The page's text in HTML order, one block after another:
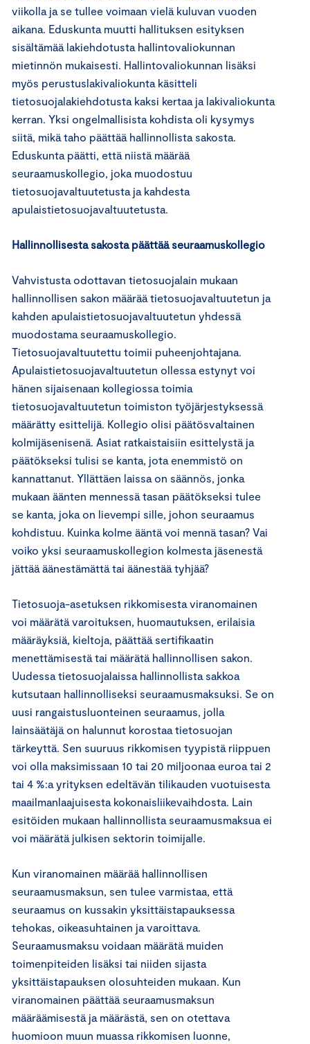
viikolla ja se tullee voimaan vielä kuluvan vuoden
aikana. Eduskunta muutti hallituksen esityksen
sisältämää lakiehdotusta hallintovaliokunnan
mietinnön mukaisesti. Hallintovaliokunnan lisäksi
myös perustuslakivaliokunta käsitteli
tietosuojalakiehdotusta kaksi kertaa ja lakivaliokunta
kerran. Yksi ongelmallisista kohdista oli kysymys
siitä, mikä taho päättää hallinnollista sakosta.
Eduskunta päätti, että niistä määrää
seuraamuskollegio, joka muodostuu
tietosuojavaltuutetusta ja kahdesta
apulaistietosuojavaltuutetusta.
Hallinnollisesta sakosta päättää seuraamuskollegio
Vahvistusta odottavan tietosuojalain mukaan
hallinnollisen sakon määrää tietosuojavaltuutetun ja
kahden apulaistietosuojavaltuutetun yhdessä
muodostama seuraamuskollegio.
Tietosuojavaltuutettu toimii puheenjohtajana.
Apulaistietosuojavaltuutetun ollessa estynyt voi
hänen sijaisenaan kollegiossa toimia
tietosuojavaltuutetun toimiston työjärjestyksessä
määrätty esittelijä. Kollegio olisi päätösvaltainen
kolmijäsenisenä. Asiat ratkaistaisiin esittelystä ja
päätökseksi tulisi se kanta, jota enemmistö on
kannattanut. Yllättäen laissa on säännös, jonka
mukaan äänten mennessä tasan päätökseksi tulee
se kanta, joka on lievempi sille, johon seuraamus
kohdistuu. Kuinka kolme ääntä voi mennä tasan? Vai
voiko yksi seuraamuskollegion kolmesta jäsenestä
jättää äänestämättä tai äänestää tyhjää?
Tietosuoja-asetuksen rikkomisesta viranomainen
voi määrätä varoituksen, huomautuksen, erilaisia
määräyksiä, kieltoja, päättää sertifikaatin
menettämisestä tai määrätä hallinnollisen sakon.
Uudessa tietosuojalaissa hallinnollista sakkoa
kutsutaan hallinnolliseksi seuraamusmaksuksi. Se on
uusi rangaistusluonteinen seuraamus, jolla
lainsäätäjä on halunnut korostaa tietosuojan
tärkeyttä. Sen suuruus rikkomisen tyypistä riippuen
voi olla maksimissaan 10 tai 20 miljoonaa euroa tai 2
tai 4 %:a yrityksen edeltävän tilikauden vuotuisesta
maailmanlaajuisesta kokonaisliikevaihdosta. Lain
esitöiden mukaan hallinnollista seuraamusmaksua ei
voi määrätä julkisen sektorin toimijalle.
Kun viranomainen määrää hallinnollisen
seuraamusmaksun, sen tulee varmistaa, että
seuraamus on kussakin yksittäistapauksessa
tehokas, oikeasuhtainen ja varoittava.
Seuraamusmaksu voidaan määrätä muiden
toimenpiteiden lisäksi tai niiden sijasta
yksittäistapauksen olosuhteiden mukaan. Kun
viranomainen päättää seuraamusmaksun
määräämisestä ja määrästä, sen on otettava
huomioon muun muassa rikkomisen luonne,